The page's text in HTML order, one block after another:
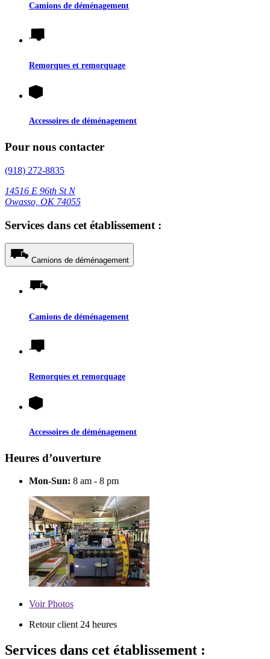
Camions de déménagement
Remorques et remorquage
Accessoires de déménagement
Pour nous contacter
(918) 272-8835
14516 E 96th St N
Owasso, OK 74055
Services dans cet établissement :
Camions de déménagement
Camions de déménagement
Remorques et remorquage
Accessoires de déménagement
Heures d’ouverture
Mon-Sun: 8 am - 8 pm
VoirPhotos
Retour client 24 heures
Services dans cet établissement :